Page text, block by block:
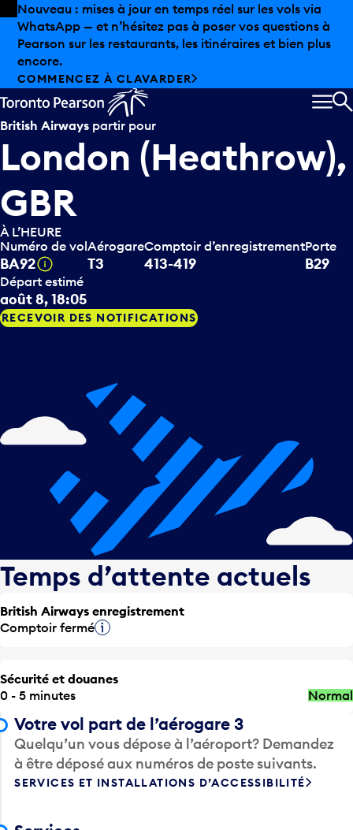
Skip to offers
Passer au contenu principal
Les aubaines estivales sont arrivées chez Pearson.
Magasinage hors taxes, offres gastronomiques et bien
plus encore.
DÉCOUVREZ L’ÉTÉ CHEZ PEARSON
British Airwayspartir pour
London (Heathrow),
GBR
À L’HEURE
Numéro de vol
BA92 Infobulle
T3 413-419 B29
Départ estimé
août 8, 18:05
RECEVOIR DES NOTIFICATIONS
Temps d’attente actuels
British Airways enregistrement
Comptoir ferméInfobulle
0 - 5 minutes
Votre vol part de l’aérogare 3
Quelqu’un vous dépose à l’aéroport? Demandez
à être déposé aux numéros de poste suivants.
SERVICES ET INSTALLATIONS D’ACCESSIBILITÉ